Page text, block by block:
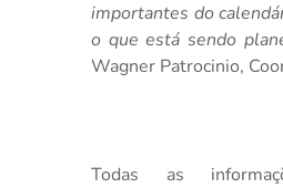
importantes do
o que está sendo
Wagner Patrocinio,
Todas as